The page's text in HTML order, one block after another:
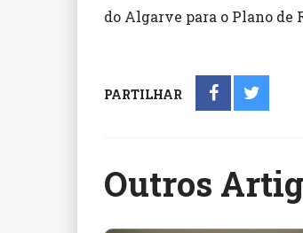
do Algarve para o Plano de
PARTILHAR
Outros